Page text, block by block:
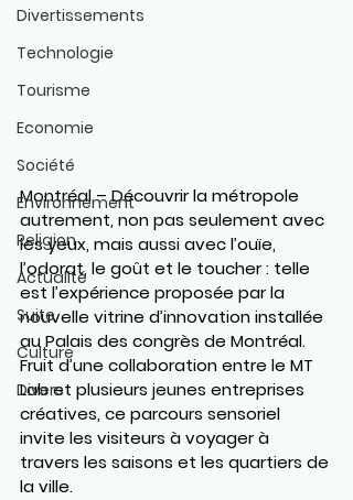
Divertissements
Technologie
Tourisme
Economie
Société
Environnement
Religion
Actualité
Suite
Culture
Divers
Montréal – Découvrir la métropole
autrement, non pas seulement avec
les yeux, mais aussi avec l’ouïe,
l’odorat, le goût et le toucher : telle
est l’expérience proposée par la
nouvelle vitrine d’innovation installée
au Palais des congrès de Montréal.
Fruit d’une collaboration entre le MT
Lab et plusieurs jeunes entreprises
créatives, ce parcours sensoriel
invite les visiteurs à voyager à
travers les saisons et les quartiers de
la ville.